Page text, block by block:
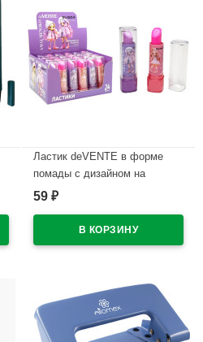
Ластик deVENTE в форме
помады с дизайном на
корпусе арт.8030619
59 ₽